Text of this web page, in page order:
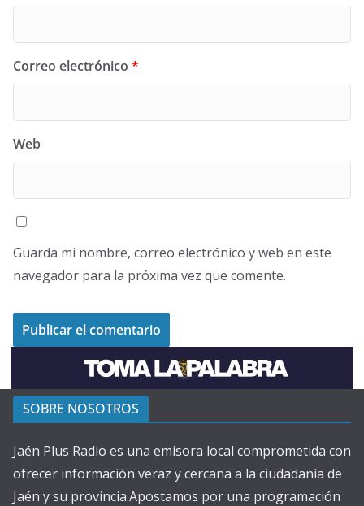
Correo electrónico *
Web
Guarda mi nombre, correo electrónico y web en este
navegador para la próxima vez que comente.
SOBRE NOSOTROS
Jaén Plus Radio es una emisora local comprometida con
ofrecer información veraz y cercana a la ciudadanía de
Jaén y su provincia.Apostamos por una programación